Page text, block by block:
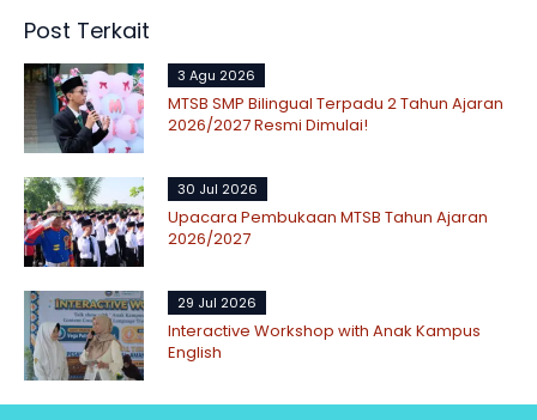
Post Terkait
3 Agu 2026
MTSB SMP Bilingual Terpadu 2 Tahun Ajaran
2026/2027 Resmi Dimulai!
30 Jul 2026
Upacara Pembukaan MTSB Tahun Ajaran
2026/2027
29 Jul 2026
Interactive Workshop with Anak Kampus
English